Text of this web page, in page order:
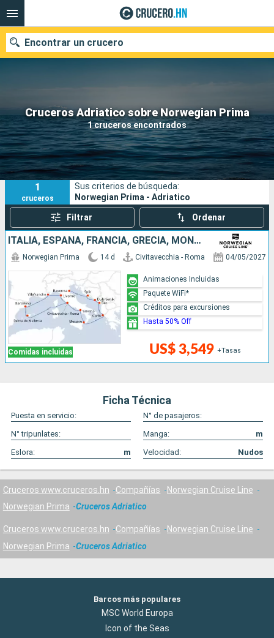
Cruceros Adriatico sobre Norwegian Prima
1 cruceros encontrados
Encontrar un crucero
Nuestros destinos
Fecha de salida
Puertos Compañías
Buscar
1
cruceros
Sus criterios de búsqueda:
Norwegian Prima - Adriatico
Filtrar Ordenar
ITALIA, ESPAÑA, FRANCIA, GRECIA, MONTENEGRO, CROACIA
Comidas incluidas
Norwegian Prima 14 d Civitavecchia - Roma 04/05/2027
US$ 3,549 +Tasas
Animaciones Incluidas
Paquete WiFi*
Créditos para excursiones
Hasta 50% Off
Ficha Técnica
Puesta en servicio:
N° de pasajeros:
N° tripunlates:
Manga:
m
Eslora:
m Velocidad: Nudos
Cruceros www.cruceros.hn Compañías
Norwegian Cruise Line
Norwegian Prima
Cruceros Adriatico
Cruceros www.cruceros.hn Compañías
Norwegian Cruise Line
Norwegian Prima
Cruceros Adriatico
Barcos más populares
MSC World Europa
Icon of the Seas